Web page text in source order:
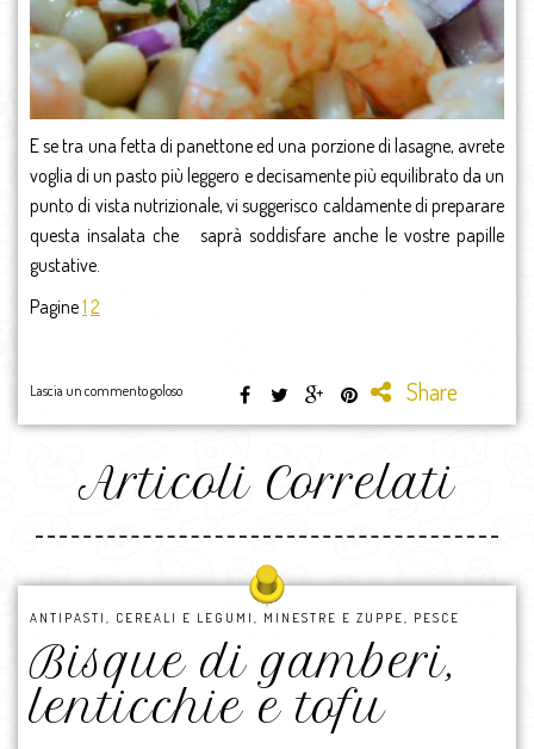
E se tra una fetta di panettone ed una porzione di lasagne, avrete
voglia di un pasto più leggero e decisamente più equilibrato da un
punto di vista nutrizionale, vi suggerisco caldamente di preparare
questa insalata che saprà soddisfare anche le vostre papille
gustative.
Pagine1 2
Lascia un commento goloso Share
Articoli Correlati
ANTIPASTI , CEREALI E LEGUMI , MINESTRE E ZUPPE, PESCE
Bisque di gamberi,
lenticchie e tofu